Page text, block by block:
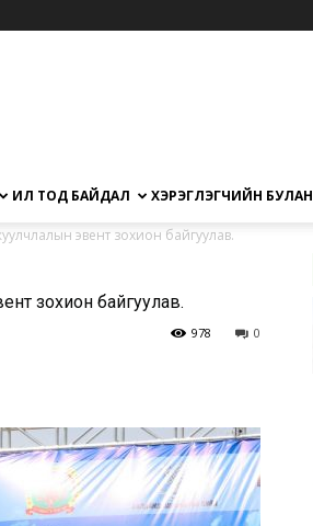
ИЛ ТОД БАЙДАЛ ХЭРЭГЛЭГЧИЙН БУЛАН
эвент зохион байгуулав.
зохион байгуулав.
0
978